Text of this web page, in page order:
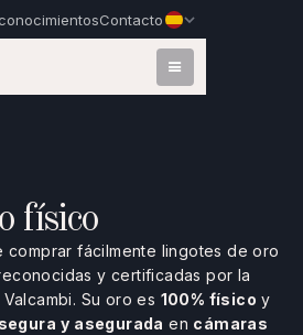
Contacto
físico
comprar fácilmente lingotes de oro
y certificadas por la
Su oro es 100% físico y
segura y asegurada en cámaras